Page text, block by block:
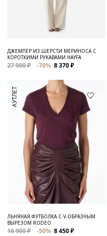
ДЖЕМПЕР ИЗ ШЕРСТИ МЕРИНОСА С
КОРОТКИМИ РУКАВАМИ HAYFA
27 900 ₽ -70% 8 370 ₽
АУТЛЕТ
ЛЬНЯНАЯ ФУТБОЛКА C V-ОБРАЗНЫМ
ВЫРЕЗОМ RODEO
16 900 ₽ -50% 8 450 ₽